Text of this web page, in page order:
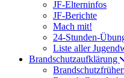
JF-Elterninfos
JF-Berichte
Mach mit!
24-Stunden-
Liste aller
Brandschutzaufklärung